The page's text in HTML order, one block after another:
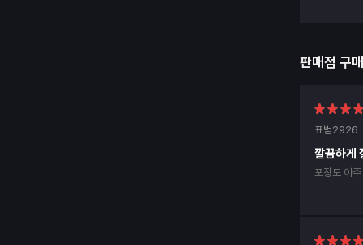
판매점 구
표범2926
깔끔하게
포장도 아